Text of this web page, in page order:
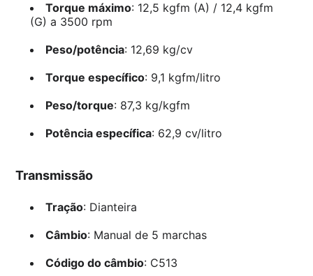
Torque máximo: 12,5 kgfm (A) / 12,4 kgfm
(G) a 3500 rpm
Peso/potência: 12,69 kg/cv
Torque específico: 9,1 kgfm/litro
Peso/torque: 87,3 kg/kgfm
Potência específica: 62,9 cv/litro
Transmissão
Tração: Dianteira
Câmbio: Manual de 5 marchas
Código do câmbio: C513